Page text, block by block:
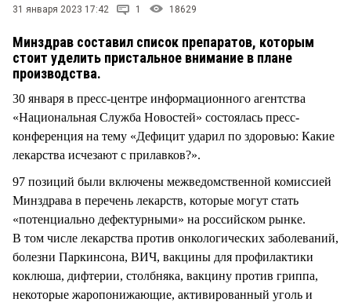
31 января 2023 17:42 1 18629
Минздрав составил список препаратов, которым
стоит уделить пристальное внимание в плане
производства.
30 января в пресс-центре информационного агентства
«Национальная Служба Новостей» состоялась пресс-
конференция на тему «Дефицит ударил по здоровью: Какие
лекарства исчезают с прилавков?».
97 позиций были включены межведомственной комиссией
Минздрава в перечень лекарств, которые могут стать
«потенциально дефектурными» на российском рынке.
В том числе лекарства против онкологических заболеваний,
болезни Паркинсона, ВИЧ, вакцины для профилактики
коклюша, дифтерии, столбняка, вакцину против гриппа,
некоторые жаропонижающие, активированный уголь и